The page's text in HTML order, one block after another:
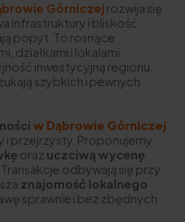
Górniczej rozwija się
infrastruktury i bliskość
popyt. To rosnące
działkami i lokalami
inwestycyjną regionu.
szybkich i pewnych
w Dąbrowie Górniczej
i przejrzysty. Proponujemy
oraz uczciwą wycenę
odbywają się przy
znajomość lokalnego
sprawnie i bez zbędnych